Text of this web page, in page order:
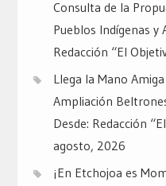
Consulta de la
Pueblos Indígenas y
Redacción “El
Llega la Mano
Ampliación
Desde: Redacción
agosto, 2026
¡En Etchojoa es